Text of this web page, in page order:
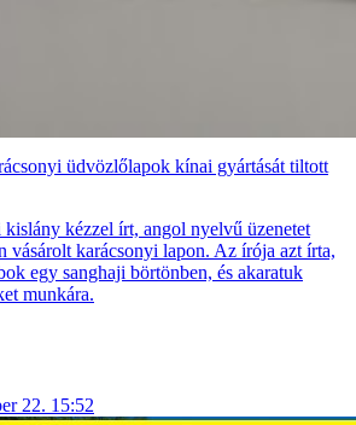
üdvözlőlapok kínai gyártását tiltott
kézzel írt, angol nyelvű üzenetet
vásárolt karácsonyi lapon. Az írója azt írta,
egy sanghaji börtönben, és akaratuk
munkára.
22. 15:52